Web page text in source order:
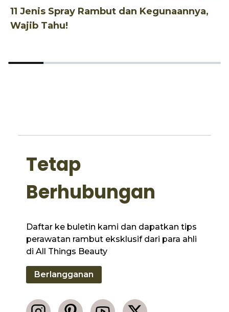
11 Jenis Spray Rambut dan Kegunaannya,
Wajib Tahu!
Tetap
Berhubungan
Daftar ke buletin kami dan dapatkan tips
perawatan rambut eksklusif dari para ahli
di All Things Beauty
Berlangganan